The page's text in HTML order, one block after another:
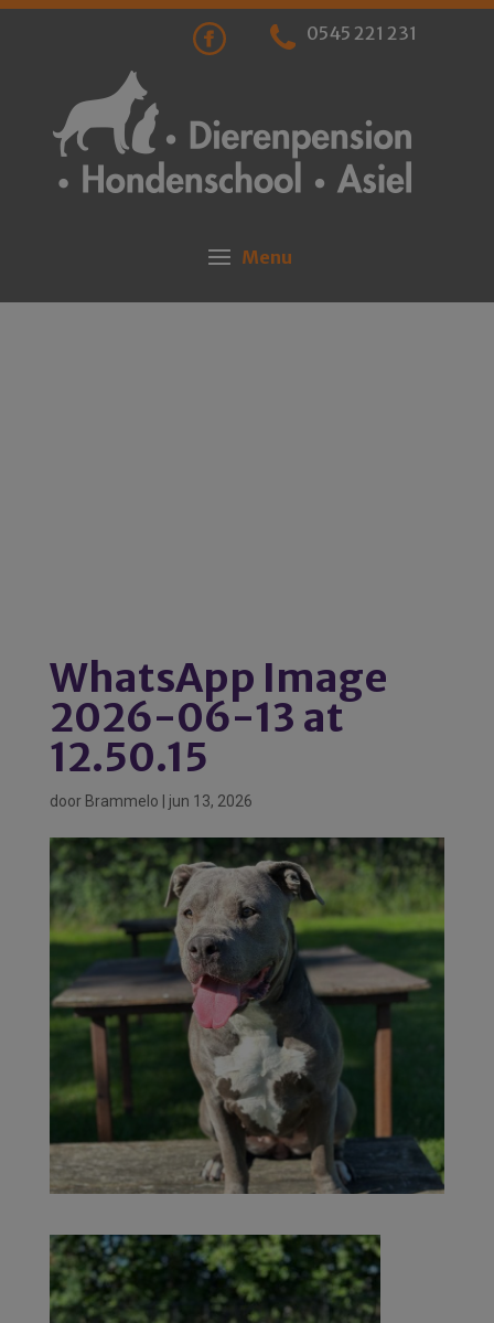
0545 221 231
WhatsApp Image
2026-06-13 at
12.50.15
door Brammelo jun 13, 2026